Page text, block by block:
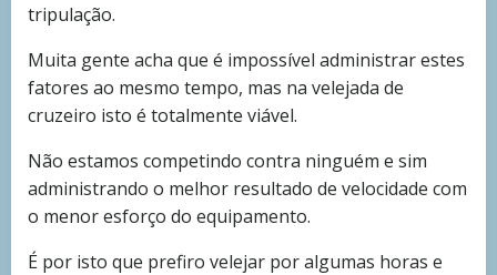
tripulação.
Muita gente acha que é impossível administrar estes
fatores ao mesmo tempo, mas na velejada de
cruzeiro isto é totalmente viável.
Não estamos competindo contra ninguém e sim
administrando o melhor resultado de velocidade com
o menor esforço do equipamento.
É por isto que prefiro velejar por algumas horas e